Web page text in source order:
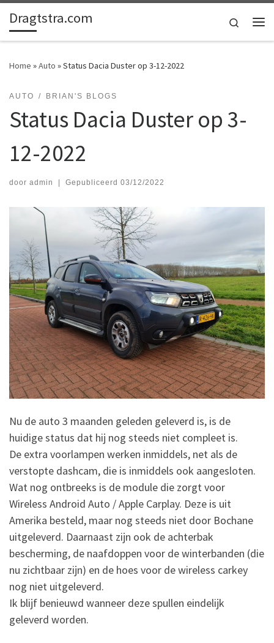
Ga naar inhoud
Dragtstra.com
Search
Home »Auto »Status Dacia Duster op 3-12-2022
AUTO BRIAN'S BLOGS
Status Dacia Duster op 3-
12-2022
door admin | Gepubliceerd 03/12/2022
Nu de auto 3 maanden geleden geleverd is, is de
huidige status dat hij nog steeds niet compleet is.
De extra voorlampen werken inmiddels, net als de
verstopte dashcam, die is inmiddels ook aangesloten.
Wat nog ontbreeks is de module die zorgt voor
Wireless Android Auto / Apple Carplay. Deze is uit
Amerika besteld, maar nog steeds niet door Bochane
uitgeleverd. Daarnaast zijn ook de achterbak
bescherming, de naafdoppen voor de winterbanden (die
nu zichtbaar zijn) en de hoes voor de wireless carkey
nog niet uitgeleverd.
Ik blijf benieuwd wanneer deze spullen eindelijk
geleverd worden.